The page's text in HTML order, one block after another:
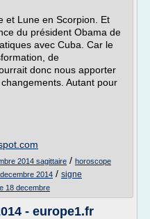
et Lune en Scorpion. Et
du président Obama de
avec Cuba. Car le
de
donc nous apporter
Autant pour
2014 sagittaire / horoscope
2014 / signe
18 decembre
- europe1.fr